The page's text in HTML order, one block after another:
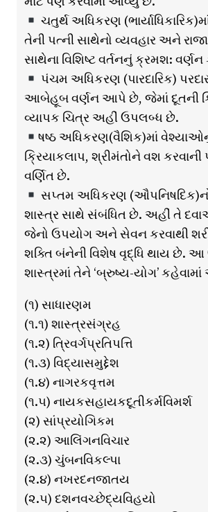
ચતુર્થ અધિકરણ
તેની પત્ની સાથેનો વ્યવહાર અને
સાથેના વિશિષ્ટ વર્તનનું ક્રમશ:
પંચમ અધિકરણ (પારદારિક)
આબેહૂબ વર્ણન આપે છે, જેમાં દૂતની
વ્યાપક ચિત્ર અહીં ઉપલબ્ધ છે.
ષષ્ઠ અધિકરણ(વૈશિક)માં
ક્રિયાકલાપ, શ્રીમંતોને વશ
વર્ણિત છે.
સપ્તમ અધિકરણ
શાસ્ત્ર સાથે સંબંધિત છે. અહીં તે
જેનો ઉપયોગ અને સેવન કરવાથી
શક્તિ બંનેની વિશેષ વૃદ્ધિ થાય છે. આ
શાસ્ત્રમાં તેને ‘બ્રુષ્ય-યોગ’
(૧) સાધારણમ
(૧.૧) શાસ્ત્રસંગ્રહ
(૧.૨) ત્રિવર્ગપ્રતિપત્તિ
(૧.૩) વિદ્યાસમુદ્દેશ
(૧.૪) નાગરકવૃત્તમ
(૧.૫) નાયકસહાયકદૂતીકર્મવિમર્શ
(૨) સાંપ્રયોગિકમ
(૨.૨) આલિંગનવિચાર
(૨.૩) ચુંબનવિકલ્પા
(૨.૪) નખરદનજાતય
(૨.૫) દશનવચ્છેદ્યવિહયો